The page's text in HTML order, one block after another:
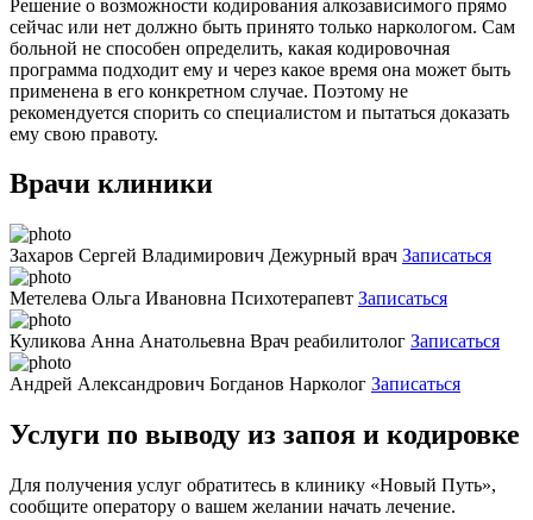
Решение о возможности кодирования алкозависимого прямо
сейчас или нет должно быть принято только наркологом. Сам
больной не способен определить, какая кодировочная
программа подходит ему и через какое время она может быть
применена в его конкретном случае. Поэтому не
рекомендуется спорить со специалистом и пытаться доказать
ему свою правоту.
Врачи клиники
Захаров Сергей Владимирович Дежурный врач Записаться
Метелева Ольга Ивановна Психотерапевт Записаться
Куликова Анна Анатольевна Врач реабилитолог Записаться
Андрей Александрович Богданов Нарколог Записаться
Услуги по выводу из запоя и кодировке
Для получения услуг обратитесь в клинику «Новый Путь»,
сообщите оператору о вашем желании начать лечение.